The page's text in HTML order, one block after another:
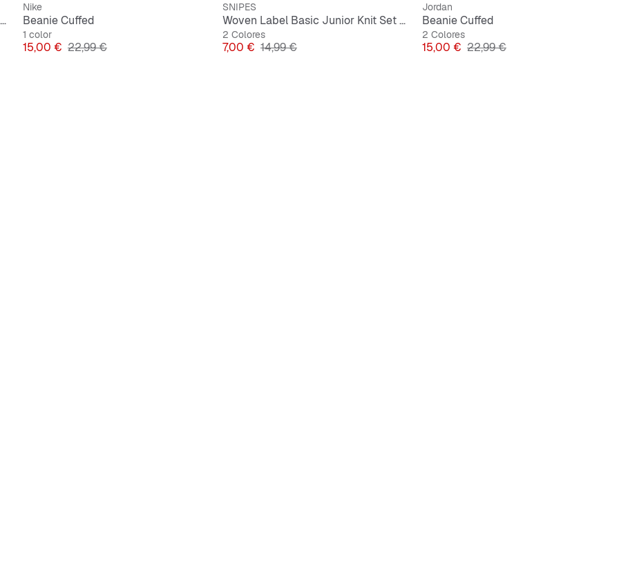
Woven Label Basic Junior Knit Set grey
Nike
Beanie Cuffed
1 color
Precio
15,00 € Precio original
22,99 €
SNIPES
Woven Label Basic Junior Knit Set grey
2 Colores
Precio
7,00 € Precio original
14,99 €
Jordan
Beanie Cuffed
2 Colores
Precio
15,00 € Precio original
22,99 €